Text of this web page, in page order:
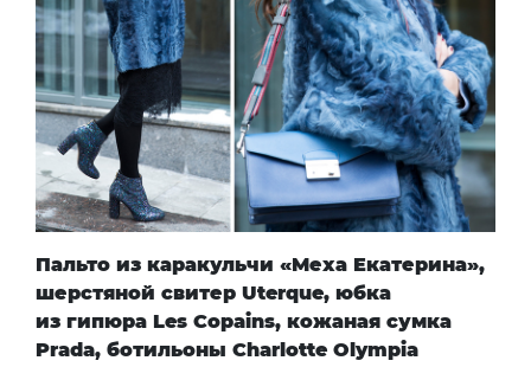
Пальто из каракульчи «Меха Екатерина»,
шерстяной свитер Uterque, юбка
из гипюра Les Copains, кожаная сумка
Prada, ботильоны Charlotte Olympia